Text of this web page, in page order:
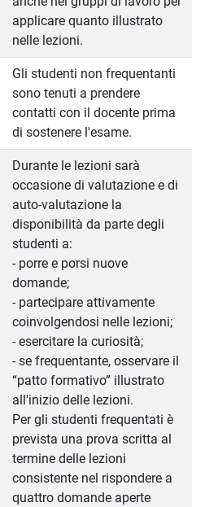
applicare quanto illustrato
nelle lezioni.
Gli studenti non frequentanti
sono tenuti a prendere
contatti con il docente prima
di sostenere l'esame.
Durante le lezioni sarà
occasione di valutazione e di
auto-valutazione la
disponibilità da parte degli
studenti a:
- porre e porsi nuove
domande;
- partecipare attivamente
coinvolgendosi nelle lezioni;
- esercitare la curiosità;
- se frequentante, osservare il
“patto formativo” illustrato
all'inizio delle lezioni.
Per gli studenti frequentati è
prevista una prova scritta al
termine delle lezioni
consistente nel rispondere a
quattro domande aperte